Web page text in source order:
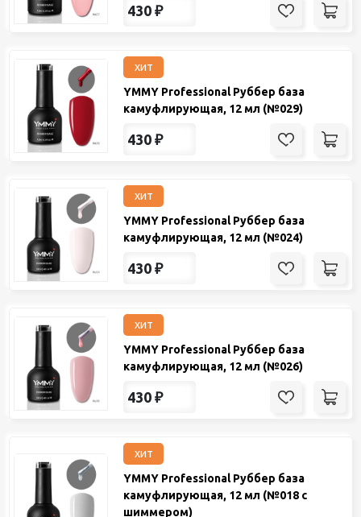
430 ₽
хит
YMMY Professional Руббер база
камуфлирующая, 12 мл (№029)
430 ₽
хит
YMMY Professional Руббер база
камуфлирующая, 12 мл (№024)
430 ₽
хит
YMMY Professional Руббер база
камуфлирующая, 12 мл (№026)
430 ₽
хит
YMMY Professional Руббер база
камуфлирующая, 12 мл (№018 с
шиммером)